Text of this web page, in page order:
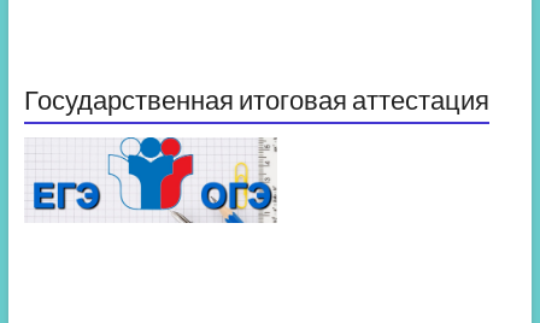
Государственная итоговая аттестация